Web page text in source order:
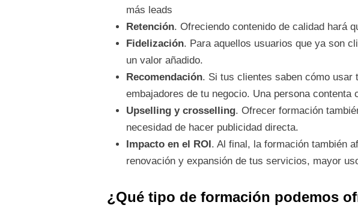
más leads
Retención. Ofreciendo contenido de calidad hará
Fidelización. Para aquellos usuarios que ya son
un valor añadido.
Recomendación. Si tus clientes saben cómo usar
embajadores de tu negocio. Una persona
Upselling y crosselling. Ofrecer formación
necesidad de hacer publicidad directa.
Impacto en el ROI . Al final, la formación también
renovación y expansión de tus servicios, mayor
¿Qué tipo de formación podemos